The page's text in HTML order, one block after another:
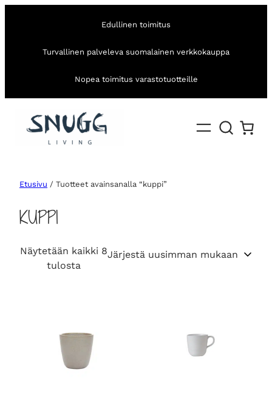
Edullinen toimitus
Turvallinen palveleva suomalainen verkkokauppa
Nopea toimitus varastotuotteille
Etusivu / Tuotteet avainsanalla “kuppi”
KUPPI
Näytetään kaikki 8
tulostaS
d
y